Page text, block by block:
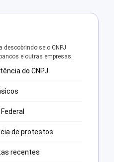
descobrindo se o CNPJ
e outras empresas.
do CNPJ
de protestos
recentes